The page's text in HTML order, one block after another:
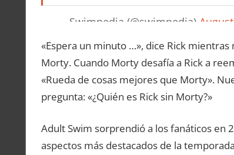
— Swimpedia (@swimpedia)
«Espera un minuto …», dice Rick
Morty. Cuando Morty desafía a Rick a
«Rueda de cosas mejores que Morty».
pregunta: «¿Quién es Rick sin Morty?»
Adult Swim sorprendió a los fanáticos en
aspectos más destacados de la